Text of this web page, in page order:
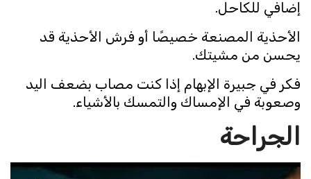
إضافي للكاحل.
الأحذية المصنعة خصيصًا أو فرش الأحذية قد
يحسن من مشيتك.
فكر في جبيرة الإبهام إذا كنت مصاب بضعف اليد
وصعوبة في الإمساك والتمسك بالأشياء.
الجراحة